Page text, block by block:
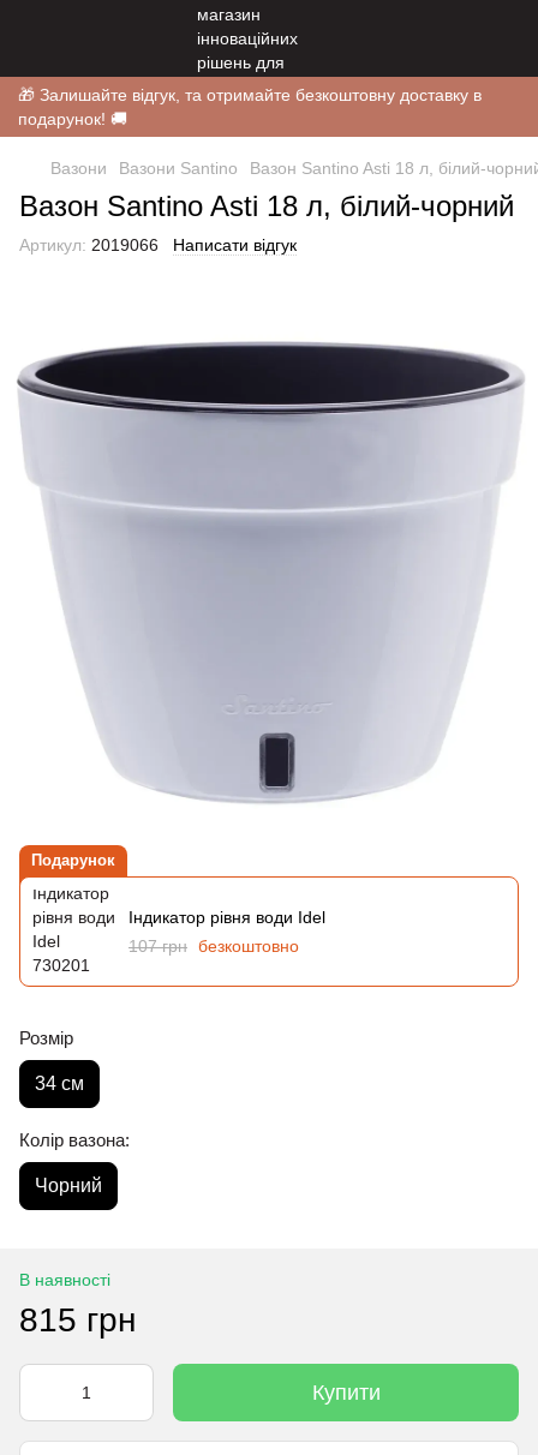
🎁 Залишайте відгук, та отримайте безкоштовну доставку в
подарунок! 🚚
Вазони Вазони Santino Вазон Santino Asti 18 л, білий-
Вазон Santino Asti 18 л, білий-чорний
Артикул: 2019066 Написати відгук
Подарунок
Індикатор рівня води Idel
107 грн безкоштовно
Розмір
34 см
Колір вазона:
Чорний
В наявності
815 грн
Купити